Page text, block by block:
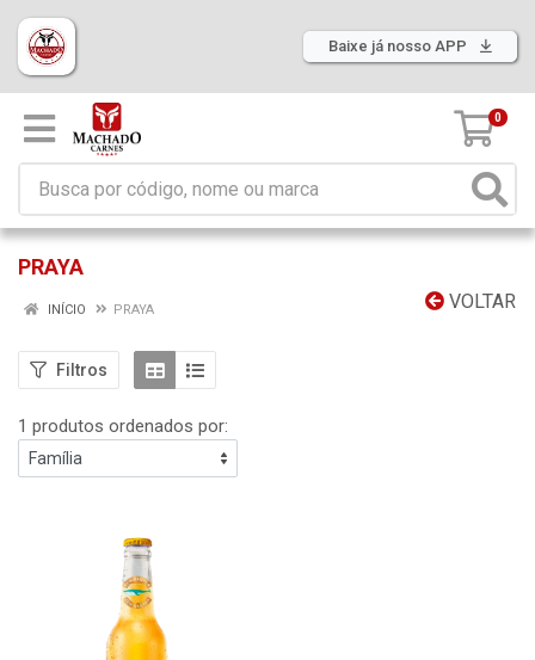
Baixe já nosso APP
0
PRAYA
VOLTAR
INÍCIO PRAYA
Filtros
1 produtos ordenados por: